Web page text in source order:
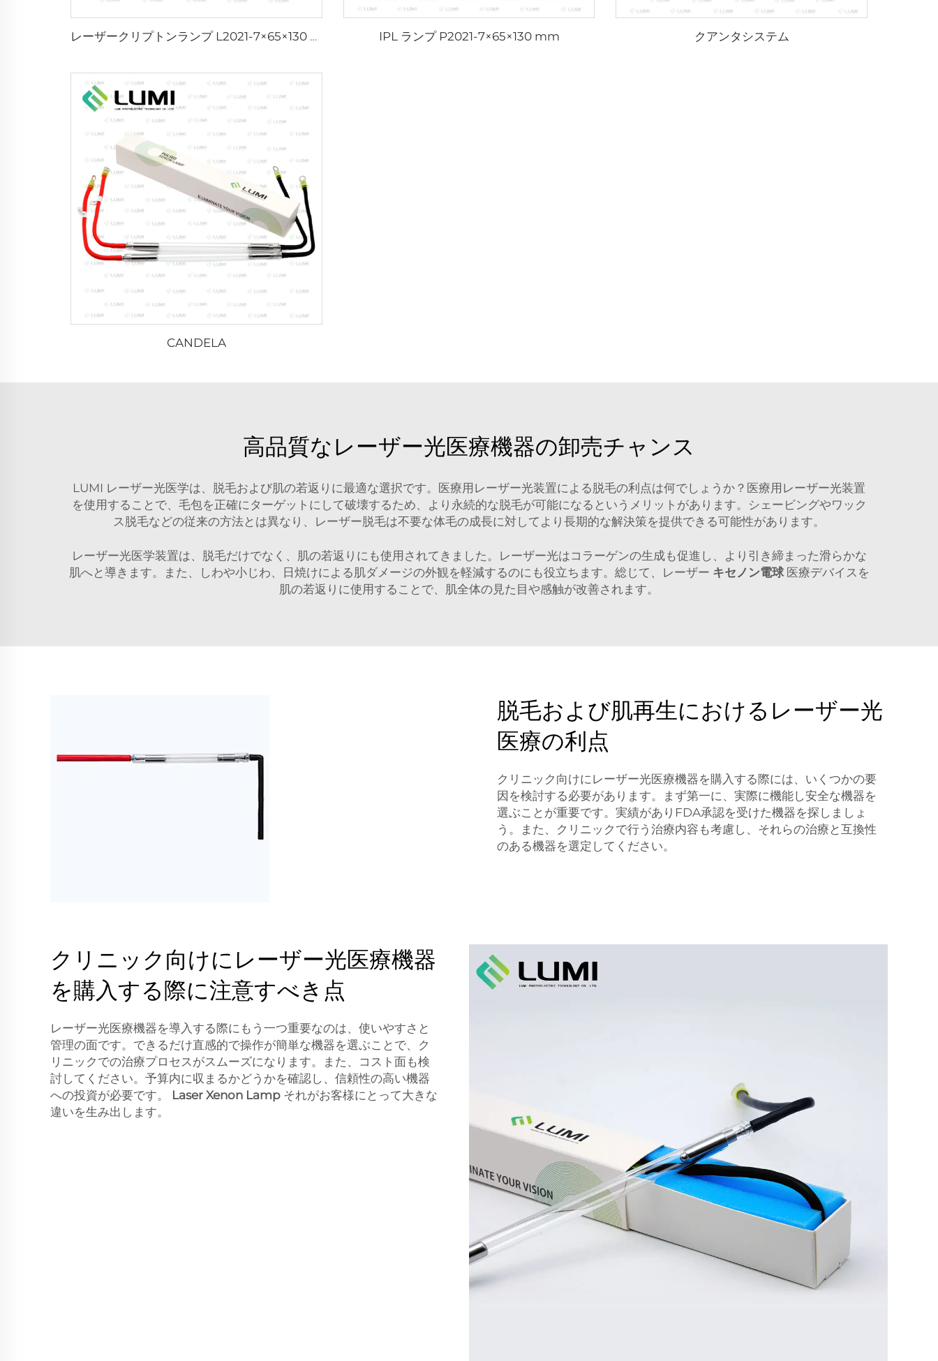
レーザークリプトンランプ L2021-7×65×130 mm IPL ランプ P2021-7×65×130 mm クアンタシステム
CANDELA
高品質なレーザー光医療機器の卸売チャンス
LUMI レーザー光医学は、脱毛および肌の若返りに最適な選択です。医療用レーザー光装置による脱毛の利点は何でしょうか？医療用レーザー光装置
を使用することで、毛包を正確にターゲットにして破壊するため、より永続的な脱毛が可能になるというメリットがあります。シェービングやワック
ス脱毛などの従来の方法とは異なり、レーザー脱毛は不要な体毛の成長に対してより長期的な解決策を提供できる可能性があります。
レーザー光医学装置は、脱毛だけでなく、肌の若返りにも使用されてきました。レーザー光はコラーゲンの生成も促進し、より引き締まった滑らかな
肌へと導きます。また、しわや小じわ、日焼けによる肌ダメージの外観を軽減するのにも役立ちます。総じて、レーザー キセノン電球 医療デバイスを
肌の若返りに使用することで、肌全体の見た目や感触が改善されます。
脱毛および肌再生におけるレーザー光
医療の利点
クリニック向けにレーザー光医療機器を購入する際には、いくつかの要
因を検討する必要があります。まず第一に、実際に機能し安全な機器を
選ぶことが重要です。実績がありFDA承認を受けた機器を探しましょ
う。また、クリニックで行う治療内容も考慮し、それらの治療と互換性
のある機器を選定してください。
クリニック向けにレーザー光医療機器
を購入する際に注意すべき点
レーザー光医療機器を導入する際にもう一つ重要なのは、使いやすさと
管理の面です。できるだけ直感的で操作が簡単な機器を選ぶことで、ク
リニックでの治療プロセスがスムーズになります。また、コスト面も検
討してください。予算内に収まるかどうかを確認し、信頼性の高い機器
への投資が必要です。 Laser Xenon Lamp それがお客様にとって大きな
違いを生み出します。